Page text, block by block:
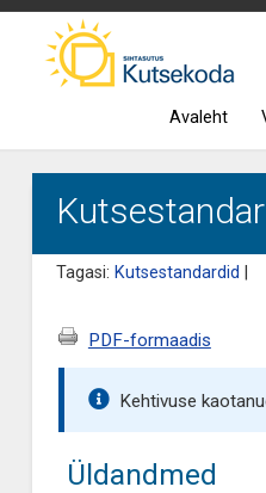
Avaleht
Tagasi: Kutsestandardid
PDF-formaadis
Kehtivuse
Üldandmed